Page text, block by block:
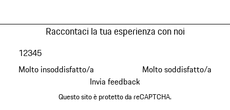
Raccontaci la tua esperienza con noi
Molto insoddisfatto/a
12345
Molto soddisfatto/a
Invia feedback
Questo sito è protetto da reCAPTCHA.